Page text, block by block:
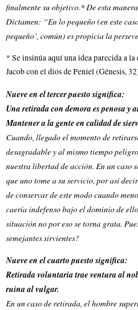
finalmente su objetivo.* De esta
Dictamen: “En lo pequeño (en este
pequeño’, común) es propicia la
* Se insinúa aquí una idea parecida a
Jacob con el dios de Peniel (Génesis,
Nueve en el tercer puesto significa:
Una retirada con demora es penosa y
Mantener a la gente en calidad de
Cuando, llegado el momento de
desagradable y al mismo tiempo
nuestra libertad de acción. En un caso
que uno tome a su servicio, por así
de conservar de este modo cuando
caería indefenso bajo el dominio de
situación no por eso se torna grata.
semejantes sirvientes?
Nueve en el cuarto puesto significa:
Retirada voluntaria trae ventura al
ruina al vulgar.
En un caso de retirada, el hombre